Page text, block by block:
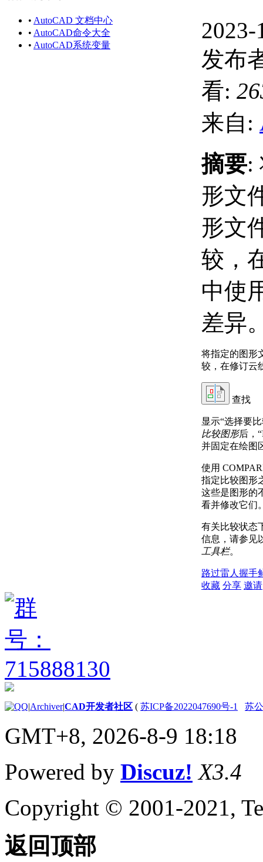
• AutoCAD 文档中心
• AutoCAD命令大全
• AutoCAD系统变量
2023-
发布
看:
来自:
摘要:
形文
形文
较，
中使
差异
将指定的图形
较，在修订云
查找
显示“选择要
比较图形后，
并固定在绘图
使用
指定比较图形
这些是图形的
看并修改它们
有关比较状态
信息，请参见
工具栏。
路过雷人 握手
收藏 分享 邀请
|Archiver|CAD开发者社区 ( 苏ICP备2022047690号-1 苏
GMT+8, 2026-8-9 18:18
Powered by Discuz! X3.4
Copyright © 2001-2021,
返回顶部